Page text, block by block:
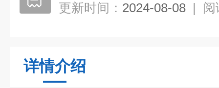
更新时间： 2024-08-08 | 阅
详情介绍